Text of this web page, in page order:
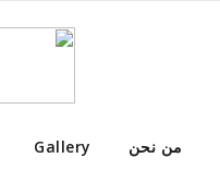
Gallery من نحن